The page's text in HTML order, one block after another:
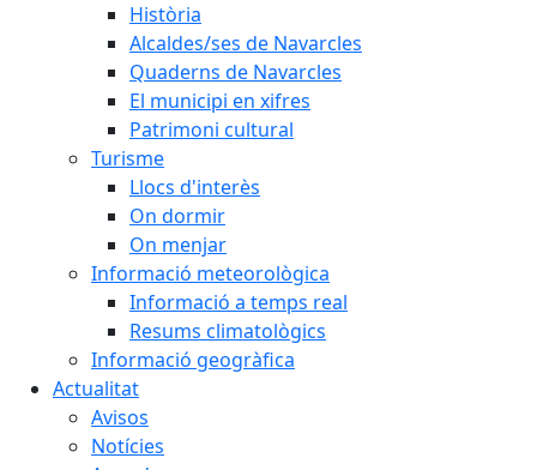
Història
Alcaldes/ses de Navarcles
Quaderns de Navarcles
El municipi en xifres
Patrimoni cultural
Turisme
Llocs d'interès
On dormir
On menjar
Informació meteorològica
Informació a temps real
Resums climatològics
Informació geogràfica
Actualitat
Avisos
Notícies